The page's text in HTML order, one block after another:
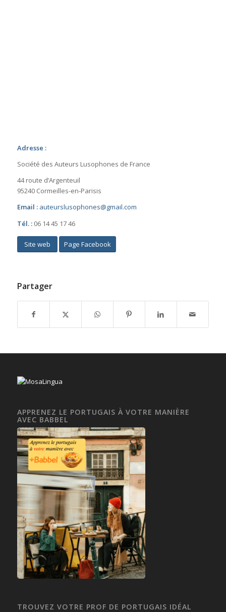
Adresse :
Société des Auteurs Lusophones de France
44 route d’Argenteuil
95240 Cormeilles-en-Parisis
Email : auteurslusophones@gmail.com
Tél. :06 14 45 17 46
Site web Page Facebook
Partager
APPRENEZ LE PORTUGAIS À VOTRE MANIÈRE
AVEC BABBEL
TROUVEZ VOTRE PROF DE PORTUGAIS IDÉAL